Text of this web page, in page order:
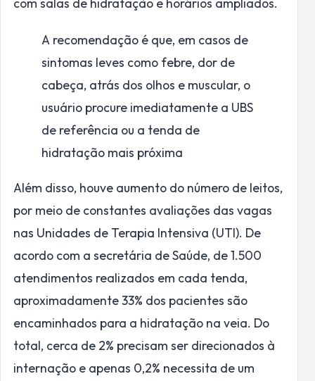
A recomendação é que, em casos de
sintomas leves como febre, dor de
cabeça, atrás dos olhos e muscular, o
usuário procure imediatamente a UBS
de referência ou a tenda de
hidratação mais próxima
Além disso, houve aumento do número de leitos,
por meio de constantes avaliações das vagas
nas Unidades de Terapia Intensiva (UTI). De
acordo com a secretária de Saúde, de 1.500
atendimentos realizados em cada tenda,
aproximadamente 33% dos pacientes são
encaminhados para a hidratação na veia. Do
total, cerca de 2% precisam ser direcionados à
internação e apenas 0,2% necessita de um